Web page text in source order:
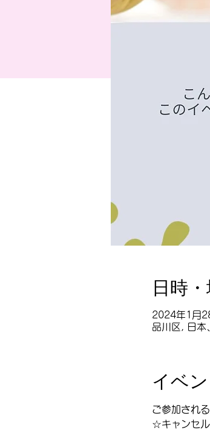
日時
2024年1月
品川区, 日
イベ
ご参加され
☆キャンセ